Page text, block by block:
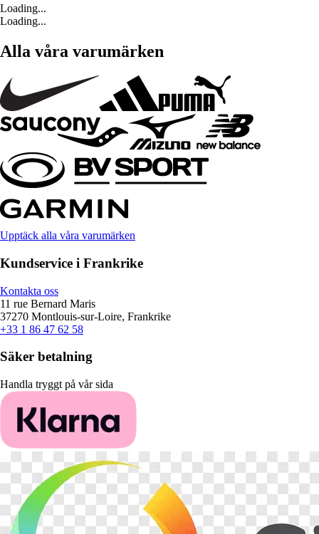
Loading...
Loading...
Alla våra varumärken
Upptäck alla våra varumärken
Kundservice i Frankrike
Kontakta oss
11 rue Bernard Maris
37270 Montlouis-sur-Loire, Frankrike
+33 1 86 47 62 58
Säker betalning
Handla tryggt på vår sida